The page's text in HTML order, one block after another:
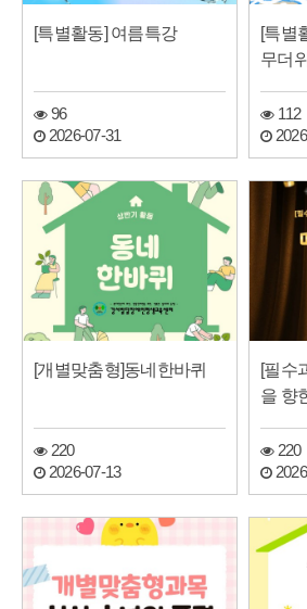
[특별활동] 여름특강
96
2026-07-31
[특별
무더
112
[개별맞춤형]동네한바퀴
220
2026-07-13
[필수
을 향
220